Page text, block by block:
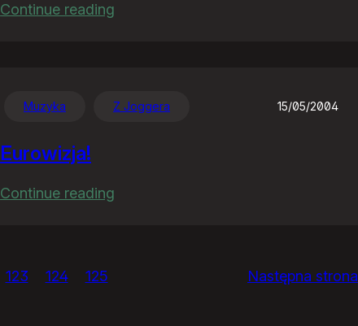
Continue reading
dalszy
Muzyka Z Joggera 15/05/2004
Eurowizja!
Continue reading
123 124 125 Następna strona